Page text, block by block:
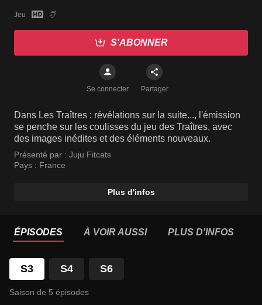
Jeu
S'ABONNER
Se connecter Partager
Dans Les Traîtres : révélations sur la suite..., l'émission
se penche sur les coulisses du jeu des Traîtres, avec
des images inédites et des éléments nouveaux.
Présenté par : Juju Fitcats
Pays : France
Plus d'infos
ÉPISODES À VOIR AUSSI PLUS D'INFOS
S3 S4 S6
Saison de 5 épisodes